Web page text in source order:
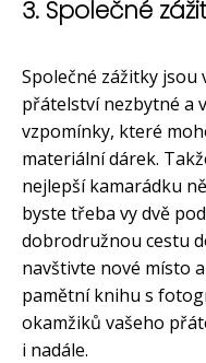
3. Společné
Společné zážitky jsou
přátelství nezbytné a
vzpomínky, které
materiální dárek.
nejlepší kamarádku
byste třeba vy dvě
dobrodružnou cestu
navštivte nové místo
pamětní knihu s
okamžiků vašeho
i nadále.